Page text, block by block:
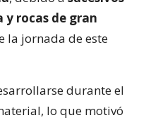
rocas de gran
la jornada de este
durante el
lo que motivó